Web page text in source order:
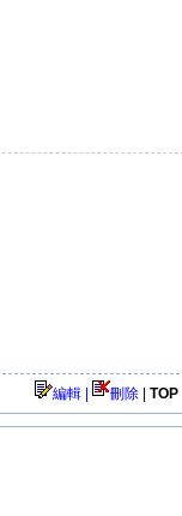
編輯 | 刪除 TOP